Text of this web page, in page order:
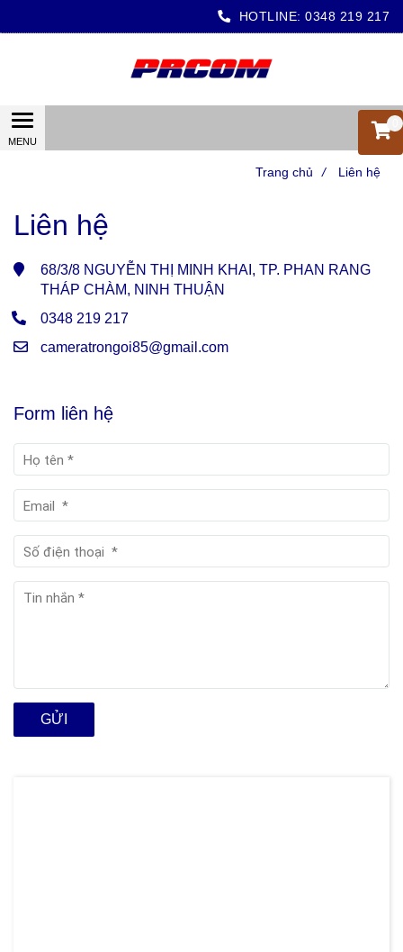
HOTLINE: 0348 219 217
Trang chủ / Liên hệ
Liên hệ
68/3/8 NGUYỄN THỊ MINH KHAI, TP. PHAN RANG
THÁP CHÀM, NINH THUẬN
0348 219 217
cameratrongoi85@gmail.com
Form liên hệ
GỬI